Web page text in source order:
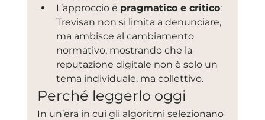
L’approccio è pragmatico e critico:
Trevisan non si limita a denunciare,
ma ambisce al cambiamento
normativo, mostrando che la
reputazione digitale non è solo un
tema individuale, ma collettivo.
Perché leggerlo oggi
In un’era in cui gli algoritmi selezionano